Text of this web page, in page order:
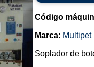
Código
Marca: Multipet
Soplador de